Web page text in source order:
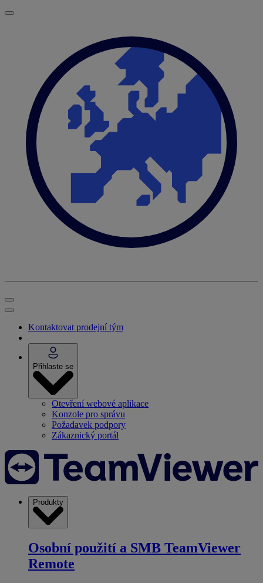
Kontaktovat prodejní tým
Přihlaste se
Otevření webové aplikace
Konzole pro správu
Požadavek podpory
Zákaznický portál
Produkty
Osobní použití a SMB TeamViewer
Remote